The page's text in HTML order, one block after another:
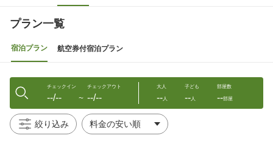
プラン一覧
宿泊プラン 航空券付宿泊プラン
チェックイン
--/-- 〜
チェックアウト
--/--
大人
--人
子ども
--人
部屋数
--部屋
絞り込み